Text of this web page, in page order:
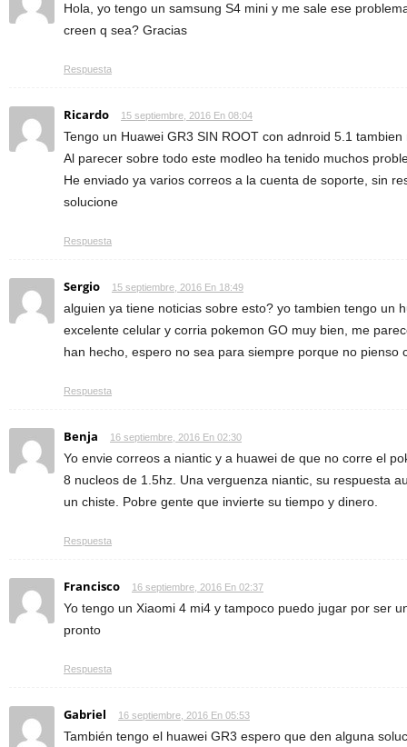
Hola, yo tengo un samsung S4 mini y me sale ese
creen q sea? Gracias
Respuesta
Ricardo 15 septiembre, 2016 En 08:04
Tengo un Huawei GR3 SIN ROOT con adnroid 5.1
Al parecer sobre todo este modleo ha tenido muchos
He enviado ya varios correos a la cuenta de soporte, sin
solucione
Respuesta
Sergio 15 septiembre, 2016 En 18:49
alguien ya tiene noticias sobre esto? yo tambien tengo un
excelente celular y corria pokemon GO muy bien, me
han hecho, espero no sea para siempre porque no pienso
Respuesta
Benja 16 septiembre, 2016 En 02:30
Yo envie correos a niantic y a huawei de que no corre el
8 nucleos de 1.5hz. Una verguenza niantic, su respuesta
un chiste. Pobre gente que invierte su tiempo y dinero.
Respuesta
Francisco 16 septiembre, 2016 En 02:37
Yo tengo un Xiaomi 4 mi4 y tampoco puedo jugar por ser
pronto
Respuesta
Gabriel 16 septiembre, 2016 En 05:53
También tengo el huawei GR3 espero que den alguna